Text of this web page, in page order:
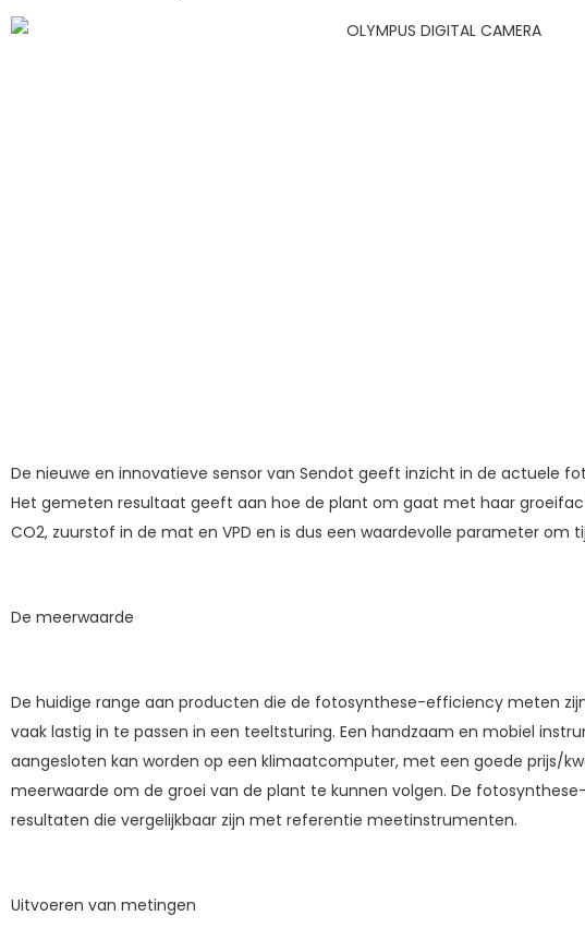
De nieuwe en innovatieve sensor van Sendot geeft inzicht in de actuele
Het gemeten resultaat geeft aan hoe de plant om gaat met haar
CO2, zuurstof in de mat en VPD en is dus een waardevolle parameter om
De meerwaarde
De huidige range aan producten die de fotosynthese-efficiency meten
vaak lastig in te passen in een teeltsturing. Een handzaam en mobiel
aangesloten kan worden op een klimaatcomputer, met een goede prijs/
meerwaarde om de groei van de plant te kunnen volgen. De
resultaten die vergelijkbaar zijn met referentie meetinstrumenten.
Uitvoeren van metingen